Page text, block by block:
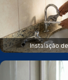
Instalação